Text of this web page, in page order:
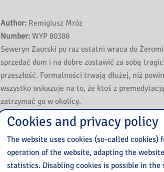
Author: Remigiusz Mróz
Number: WYP 80388
Seweryn Zaorski po raz ostatni wraca do
sprzedać dom i na dobre zostawić za sobą
przeszłość. Formalności trwają dłużej, niż
wszystko wskazuje na to, że ktoś z
zatrzymać go w okolicy.
Tego samego dnia policja otrzymuje anonimową
że w lasach Roztocza nieopodal miasteczka
poćwiartowane zwłoki brutalnie okaleczonego
Zaorski nie ma zamiaru się mieszać, ale kiedy
go Kaja Burzyńska, nie potrafi odmówić.
Cookies and privacy policy
The website uses cookies (so-called
operation of the website, adapting the
statistics. Disabling cookies is possible in